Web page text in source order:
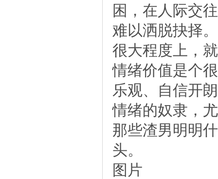
困，在人际交
难以洒脱抉择。
很大程度上，
情绪价值是个
乐观、自信开
情绪的奴隶，
那些渣男明明
头。
图片